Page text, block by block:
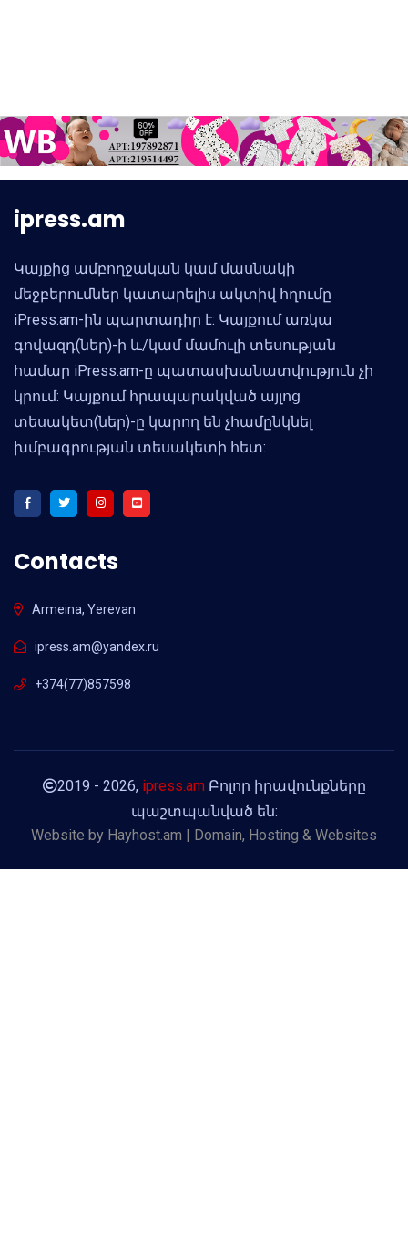
ipress.am
Կայքից ամբողջական կամ մասնակի
մեջբերումներ կատարելիս ակտիվ հղումը
iPress.am-ին պարտադիր է: Կայքում առկա
գովազդ(ներ)-ի և/կամ մամուլի տեսության
համար iPress.am-ը պատասխանատվություն չի
կրում: Կայքում հրապարակված այլոց
տեսակետ(ներ)-ը կարող են չհամընկնել
խմբագրության տեսակետի հետ:
Contacts
Armeina, Yerevan
ipress.am@yandex.ru
+374(77)857598
2019 - 2026, ipress.amԲոլոր իրավունքները
պաշտպանված են:
Website by Hayhost.am | Domain, Hosting & Websites